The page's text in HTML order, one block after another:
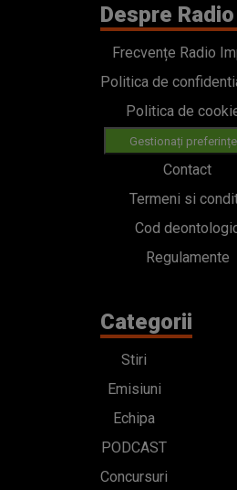
Despre
Frecvențe Radio
Politica de
Politica de
Gestionați
Contact
Termeni si
Cod
Regulamente
Categorii
Stiri
Emisiuni
Echipa
PODCAST
Concursuri